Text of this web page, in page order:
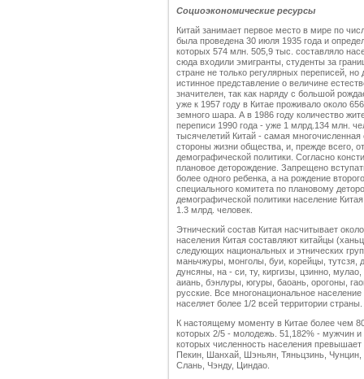
Социоэкономические ресурсы
Китай занимает первое место в мире по
была проведена 30 июля 1935 года и
которых 574 млн. 505,9 тыс. составляло
сюда входили эмигранты, студенты за
стране не только регулярных переписей,
истинное представление о величине
значителен, так как наряду с большой
уже к 1957 году в Китае проживало около
земного шара. А в 1986 году количество
переписи 1990 года - уже 1 млрд.134 млн.
тысячелетий Китай - самая
стороны жизни общества, и, прежде всего,
демографической политики. Согласно
плановое деторождение. Запрещено
более одного ребенка, а на рождение
специального комитета по плановому
демографической политики население
1.3 млрд. человек.
Этнический состав Китая насчитывает
населения Китая составляют китайцы
следующих национальных и этнических
маньчжуры, монголы, буи, корейцы, тутсзя,
дунсяны, на - си, ту, киргизы, цзинно,
аиань, бэнлуры, югуры, баоань, орогоны,
русские. Все многонациональное
населяет более 1/2 всей территории страны.
К настоящему моменту в Китае более чем
которых 2/5 - молодежь. 51,182% - мужчин
которых численность населения
Пекин, Шанхай, Шэньян, Тяньцзинь,
Слань, Чэнду, Циндао.